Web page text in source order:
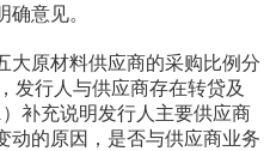
意见。
原材料供应商的采购比例分
发行人与供应商存在转贷及
补充说明发行人主要供应商
动的原因，是否与供应商业务